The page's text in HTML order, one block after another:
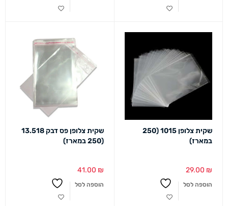
שקית צלופן 1015 (250
במארז)
29.00 ₪
הוספה לסל
שקית צלופן פס דבק 13.518
(250 במארז)
41.00 ₪
הוספה לסל